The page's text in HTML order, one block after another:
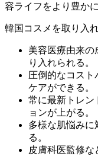
容ライフをより豊か
韓国コスメを取り入
美容医療由来の
り入れられる。
圧倒的なコスト
ケアができる。
常に最新トレン
ョンが上がる。
多様な肌悩みに
る。
皮膚科医監修